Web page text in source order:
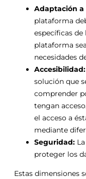
Adaptación a
plataforma
específicas de
plataforma
necesidades
Accesibilidad:
solución que
comprender
tengan
el acceso a
mediante
Seguridad:
proteger los
Estas dimensiones